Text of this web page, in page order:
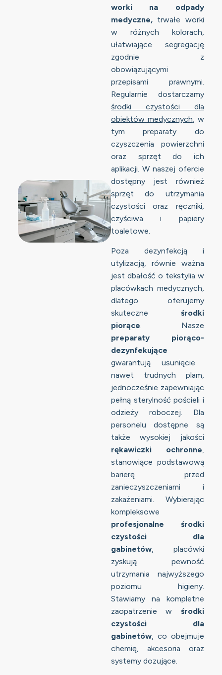
worki na odpady
medyczne, trwałe worki
w różnych kolorach,
ułatwiające segregację
zgodnie z
obowiązującymi
przepisami prawnymi.
Regularnie dostarczamy
środki czystości dla
obiektów medycznych, w
tym preparaty do
czyszczenia powierzchni
oraz sprzęt do ich
aplikacji. W naszej ofercie
dostępny jest również
sprzęt do utrzymania
czystości oraz ręczniki,
czyściwa i papiery
toaletowe.
Poza dezynfekcją i
utylizacją, równie ważna
jest dbałość o tekstylia w
placówkach medycznych,
dlatego oferujemy
skuteczne środki
piorące. Nasze
preparaty piorąco-
dezynfekujące
gwarantują usunięcie
nawet trudnych plam,
jednocześnie zapewniając
pełną sterylność pościeli i
odzieży roboczej. Dla
personelu dostępne są
także wysokiej jakości
rękawiczki ochronne,
stanowiące podstawową
barierę przed
zanieczyszczeniami i
zakażeniami. Wybierając
kompleksowe
profesjonalne środki
czystości dla
gabinetów, placówki
zyskują pewność
utrzymania najwyższego
poziomu higieny.
Stawiamy na kompletne
zaopatrzenie w środki
czystości dla
gabinetów, co obejmuje
chemię, akcesoria oraz
systemy dozujące.